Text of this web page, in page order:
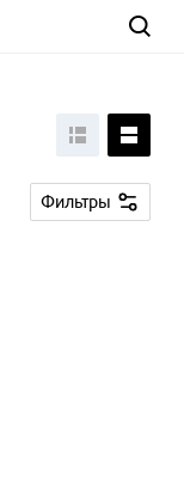
Фильтры